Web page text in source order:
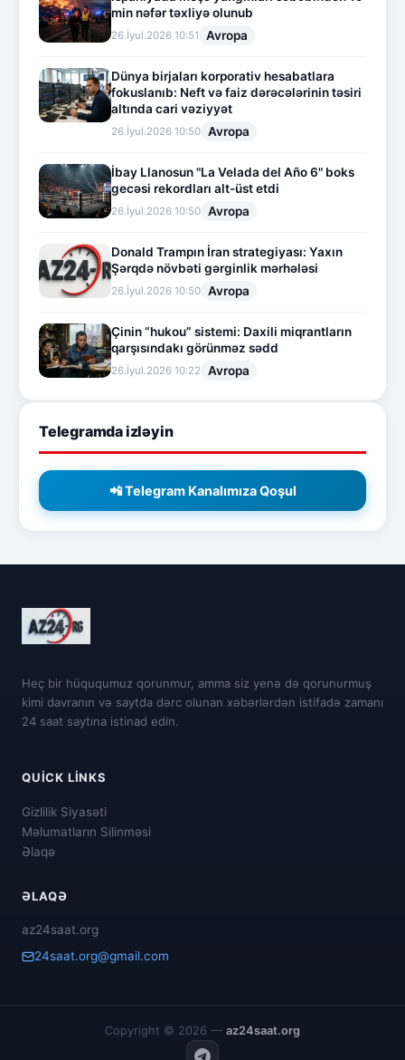
min nəfər təxliyə olunub
26.İyul.2026 10:51 Avropa
Dünya birjaları korporativ hesabatlara
fokuslanıb: Neft və faiz dərəcələrinin təsiri
altında cari vəziyyət
26.İyul.2026 10:50 Avropa
İbay Llanosun "La Velada del Año 6" boks
gecəsi rekordları alt-üst etdi
26.İyul.2026 10:50 Avropa
Donald Trampın İran strategiyası: Yaxın
Şərqdə növbəti gərginlik mərhələsi
26.İyul.2026 10:50 Avropa
Çinin “hukou” sistemi: Daxili miqrantların
qarşısındakı görünməz sədd
26.İyul.2026 10:22 Avropa
Telegramda izləyin
📲 Telegram Kanalımıza Qoşul
Heç bir hüququmuz qorunmur, amma siz yenə də qorunurmuş
kimi davranın və saytda dərc olunan xəbərlərdən istifadə zamanı
24 saat saytına istinad edin.
QUICK LINKS
Gizlilik Siyasəti
Məlumatların Silinməsi
Əlaqə
ƏLAQƏ
az24saat.org
24saat.org@gmail.com
Copyright © 2026 — az24saat.org